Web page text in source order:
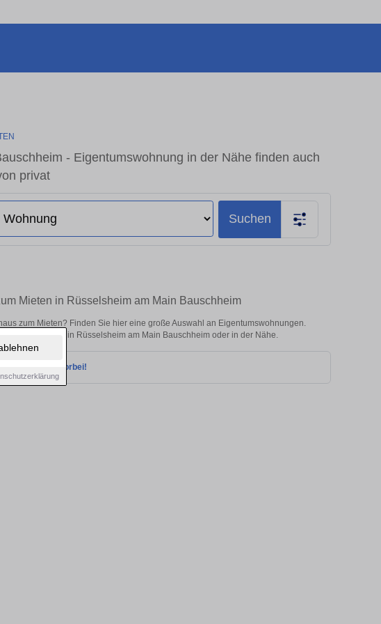
- Eigentumswohnung in der Nähe finden auch
privat
Suchen
Mieten in Rüsselsheim am Main Bauschheim
zum Mieten? Finden Sie hier eine große Auswahl an Eigentumswohnungen.
Ihre Immobilie in Rüsselsheim am Main Bauschheim oder in der Nähe.
bald wieder vorbei!